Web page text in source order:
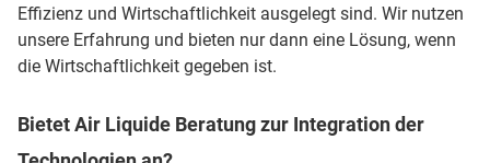
Effizienz und Wirtschaftlichkeit ausgelegt sind. Wir nutzen
unsere Erfahrung und bieten nur dann eine Lösung, wenn
die Wirtschaftlichkeit gegeben ist.
Bietet Air Liquide Beratung zur Integration der